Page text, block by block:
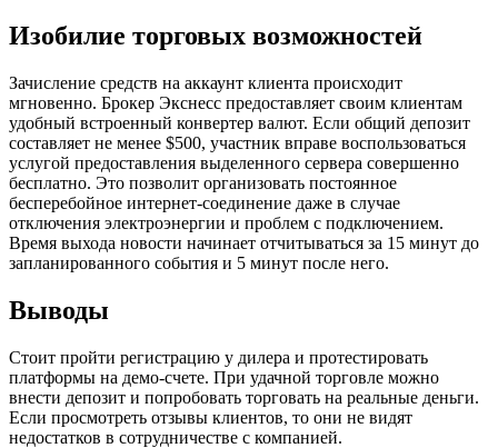
Изобилие торговых возможностей
Зачисление средств на аккаунт клиента происходит
мгновенно. Брокер Экснесс предоставляет своим клиентам
удобный встроенный конвертер валют. Если общий депозит
составляет не менее $500, участник вправе воспользоваться
услугой предоставления выделенного сервера совершенно
бесплатно. Это позволит организовать постоянное
бесперебойное интернет-соединение даже в случае
отключения электроэнергии и проблем с подключением.
Время выхода новости начинает отчитываться за 15 минут до
запланированного события и 5 минут после него.
Выводы
Стоит пройти регистрацию у дилера и протестировать
платформы на демо-счете. При удачной торговле можно
внести депозит и попробовать торговать на реальные деньги.
Если просмотреть отзывы клиентов, то они не видят
недостатков в сотрудничестве с компанией.